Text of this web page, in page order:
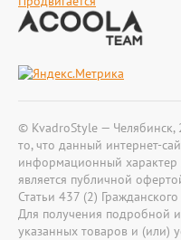
© KvadroStyle —
то, что данный интернет-
информационный характер
является публичной
Статьи 437 (2)
Для получения подробной
указанных товаров и (или)